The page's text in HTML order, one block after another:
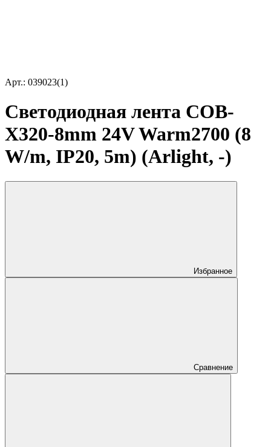
Арт.: 039023(1)
Светодиодная лента COB-
X320-8mm 24V Warm2700 (8
W/m, IP20, 5m) (Arlight, -)
Избранное
Сравнение